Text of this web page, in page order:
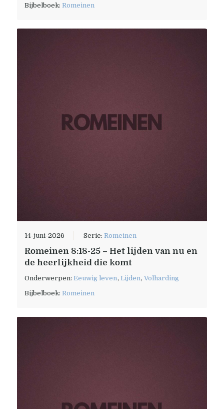
Bijbelboek:Romeinen
14-juni-2026 Serie:Romeinen
Romeinen 8:18-25 – Het lijden van nu en
de heerlijkheid die komt
Onderwerpen:Eeuwig leven,Lijden,Volharding
Bijbelboek:Romeinen